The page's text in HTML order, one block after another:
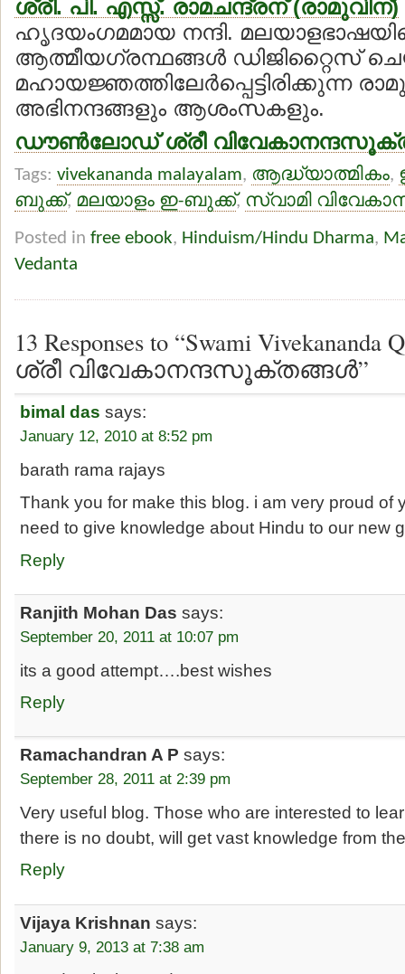
ശ്രീ. പി. എസ്സ്. രാമചന്ദ്രന് (രാമുവിന്)
ഹൃദയംഗമമായ നന്ദി.
ആത്മീയഗ്രന്ഥങ്ങള്‍ ഡിജിറ്റൈസ്
മഹായജ്ഞത്തിലേര്‍പ്പെട്ടിരിക്കുന്ന
അഭിനന്ദങ്ങളും ആശംസകളും.
ഡൗണ്‍ലോഡ് ശ്രീ
Tags: vivekananda malayalam, ആദ്ധ്യാത്മികം,
ബുക്ക്, മലയാളം ഇ-ബുക്ക്, സ്വാമി
Posted in free ebook, Hinduism/Hindu Dharma,
Vedanta
13 Responses to “Swami Vivekananda
ശ്രീ വിവേകാനന്ദസൂക്തങ്ങള്‍”
bimal das says:
January 12, 2010 at 8:52 pm
barath rama rajays
Thank you for make this blog. i am very proud of
need to give knowledge about Hindu to our new
Reply
Ranjith Mohan Das says:
September 20, 2011 at 10:07 pm
its a good attempt….best wishes
Reply
Ramachandran A P says:
September 28, 2011 at 2:39 pm
Very useful blog. Those who are interested to
there is no doubt, will get vast knowledge from
Reply
Vijaya Krishnan says:
January 9, 2013 at 7:38 am